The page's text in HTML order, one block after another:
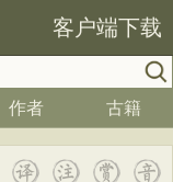
客户端下载
作者 古籍